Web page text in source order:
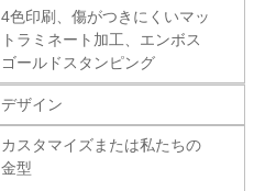
4色印刷、傷がつきにくいマッ
トラミネート加工、エンボス
ゴールドスタンピング
デザイン
カスタマイズまたは私たちの
金型